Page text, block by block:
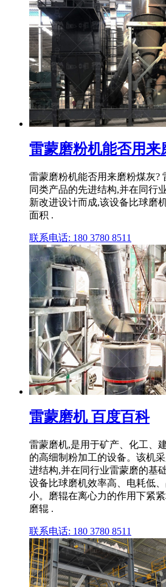
雷蒙磨粉机能否用来
雷蒙磨粉机能否用来磨粉煤灰?
同类产品的先进结构,并在同行
新改进设计而成,该设备比球磨
面积 .
联系电话: 180 3780 8511
雷蒙磨机 百度百科
雷蒙磨机,是用于矿产、化工、
的高细制粉加工的设备。该机
进结构,并在同行业雷蒙磨的基
设备比球磨机效率高、电耗低
小。磨辊在离心力的作用下紧
磨辊 .
联系电话: 180 3780 8511